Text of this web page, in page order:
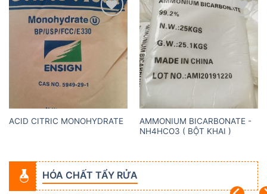
Add to
ACID CITRIC MONOHYDRATE
Add to
AMMONIUM BICARBONATE -
NH4HCO3 ( BỘT KHAI )
HÓA CHẤT TẨY RỬA